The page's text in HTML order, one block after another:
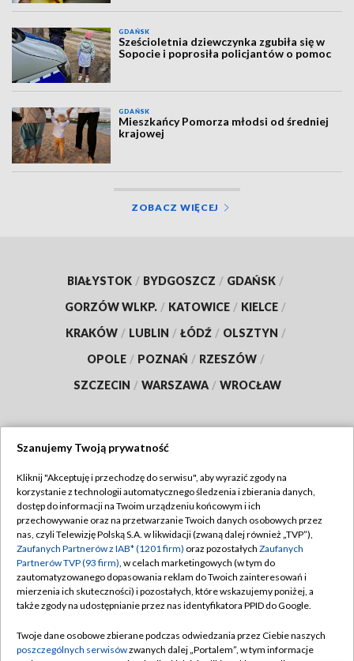
GDAŃSK
Sześcioletnia dziewczynka zgubiła się w
Sopocie i poprosiła policjantów o pomoc
GDAŃSK
Mieszkańcy Pomorza młodsi od średniej
krajowej
ZOBACZ WIĘCEJ
BIAŁYSTOK / BYDGOSZCZ / GDAŃSK /
GORZÓW WLKP. / KATOWICE / KIELCE /
KRAKÓW / LUBLIN / ŁÓDŹ / OLSZTYN /
OPOLE / POZNAŃ / RZESZÓW /
SZCZECIN / WARSZAWA / WROCŁAW
TVP
Abonament TVP
Emisja w TVP
Centrum informacji TVP
Naziemna Telewizja Cyfrowa
Rada Programowa
Regulamin TVP
Polityka prywatności
Moje zgody
Pomoc
Kontakt
Szanujemy Twoją prywatność
Kliknij "Akceptuję i przechodzę do serwisu", aby wyrazić zgody na
korzystanie z technologii automatycznego śledzenia i zbierania danych,
dostęp do informacji na Twoim urządzeniu końcowym i ich
przechowywanie oraz na przetwarzanie Twoich danych osobowych przez
nas, czyli Telewizję Polską S.A. w likwidacji (zwaną dalej również „TVP”),
Zaufanych Partnerów z IAB* (1201 firm) oraz pozostałych Zaufanych
Partnerów TVP (93 firm), w celach marketingowych (w tym do
zautomatyzowanego dopasowania reklam do Twoich zainteresowań i
mierzenia ich skuteczności) i pozostałych, które wskazujemy poniżej, a
także zgody na udostępnianie przez nas identyfikatora PPID do Google.
Twoje dane osobowe zbierane podczas odwiedzania przez Ciebie naszych
poszczególnych serwisówzwanych dalej „Portalem”, w tym informacje